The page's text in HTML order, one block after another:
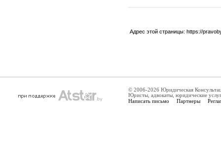
Адрес этой страницы: https://
© 2006-2026 Юридическая
Юристы, адвокаты, юридические
Написать письмо Партнеры